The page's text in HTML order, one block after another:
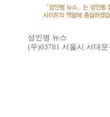
성인병 뉴스
(우)03781 서울시 서대